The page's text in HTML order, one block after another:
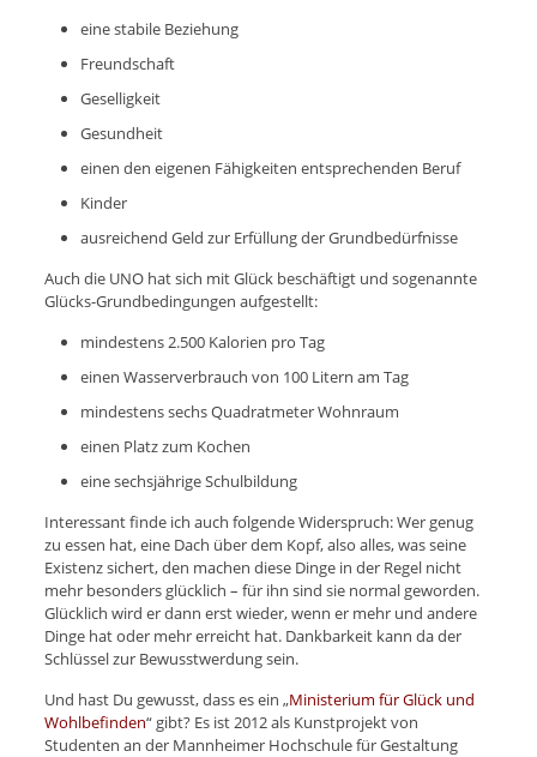
eine stabile Beziehung
Freundschaft
Geselligkeit
Gesundheit
einen den eigenen Fähigkeiten entsprechenden Beruf
Kinder
ausreichend Geld zur Erfüllung der Grundbedürfnisse
Auch die UNO hat sich mit Glück beschäftigt und sogenannte
Glücks-Grundbedingungen aufgestellt:
mindestens 2.500 Kalorien pro Tag
einen Wasserverbrauch von 100 Litern am Tag
mindestens sechs Quadratmeter Wohnraum
einen Platz zum Kochen
eine sechsjährige Schulbildung
Interessant finde ich auch folgende Widerspruch: Wer genug
zu essen hat, eine Dach über dem Kopf, also alles, was seine
Existenz sichert, den machen diese Dinge in der Regel nicht
mehr besonders glücklich – für ihn sind sie normal geworden.
Glücklich wird er dann erst wieder, wenn er mehr und andere
Dinge hat oder mehr erreicht hat. Dankbarkeit kann da der
Schlüssel zur Bewusstwerdung sein.
Und hast Du gewusst, dass es ein „Ministerium für Glück und
Wohlbefinden“ gibt? Es ist 2012 als Kunstprojekt von
Studenten an der Mannheimer Hochschule für Gestaltung